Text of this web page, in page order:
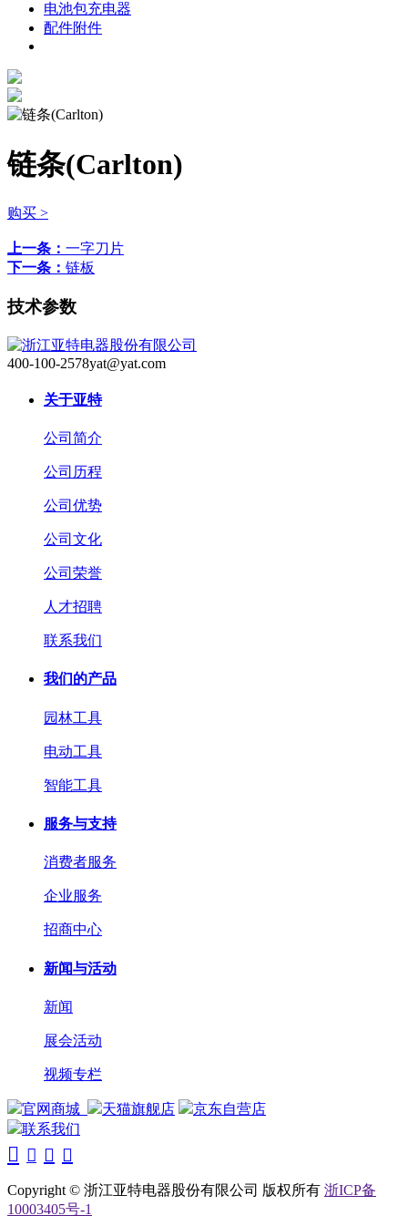
电池包充电器
配件附件
链条(Carlton)
购买 >
上一条： 一字刀片
下一条： 链板
技术参数
400-100-2578yat@yat.com
关于亚特
公司简介
公司历程
公司优势
公司文化
公司荣誉
人才招聘
联系我们
我们的产品
园林工具
电动工具
智能工具
服务与支持
消费者服务
企业服务
招商中心
新闻与活动
新闻
展会活动
视频专栏
官网商城 天猫旗舰店
京东自营店
联系我们
   
Copyright © 浙江亚特电器股份有限公司 版权所有 浙ICP备
10003405号-1